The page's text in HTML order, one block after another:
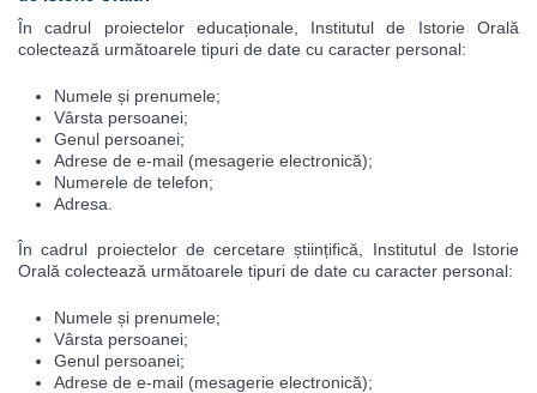
În cadrul proiectelor educaționale, Institutul de Istorie Orală
colectează următoarele tipuri de date cu caracter personal:
Numele și prenumele;
Vârsta persoanei;
Genul persoanei;
Adrese de e-mail (mesagerie electronică);
Numerele de telefon;
Adresa.
În cadrul proiectelor de cercetare științifică, Institutul de Istorie
Orală colectează următoarele tipuri de date cu caracter personal:
Numele și prenumele;
Vârsta persoanei;
Genul persoanei;
Adrese de e-mail (mesagerie electronică);